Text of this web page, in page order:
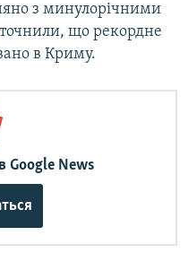
з минулорічними
що рекордне
в Криму.
Google News